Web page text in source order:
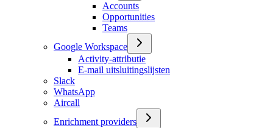
Accounts
Opportunities
Teams
Google Workspace
Activity-attributie
E-mail uitsluitingslijsten
Slack
WhatsApp
Aircall
Enrichment providers